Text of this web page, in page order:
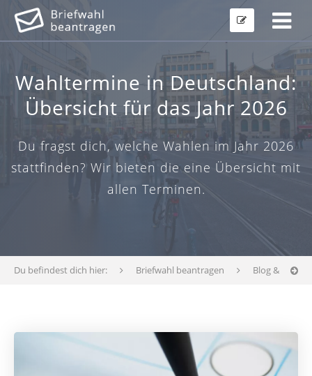
Wahltermine in Deutschland:
Übersicht für das Jahr 2026
Du fragst dich, welche Wahlen im Jahr 2026
stattfinden? Wir bieten die eine Übersicht mit
allen Terminen.
Du befindest dich hier: Briefwahl beantragen Blog & News